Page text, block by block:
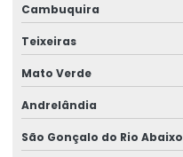
Cambuquira
Teixeiras
Mato Verde
Andrelândia
São Gonçalo do Rio Abaixo